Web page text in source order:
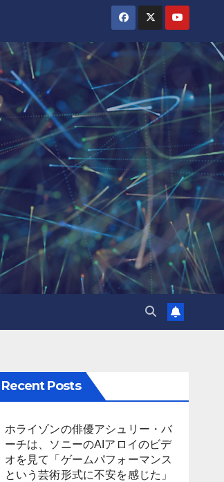
Recent Posts
ホライゾンの俳優アシュリー・バ
ーチは、ソニーのAIアロイのビデ
オを見て「ゲームパフォーマンス
という芸術形式に不安を感じた」